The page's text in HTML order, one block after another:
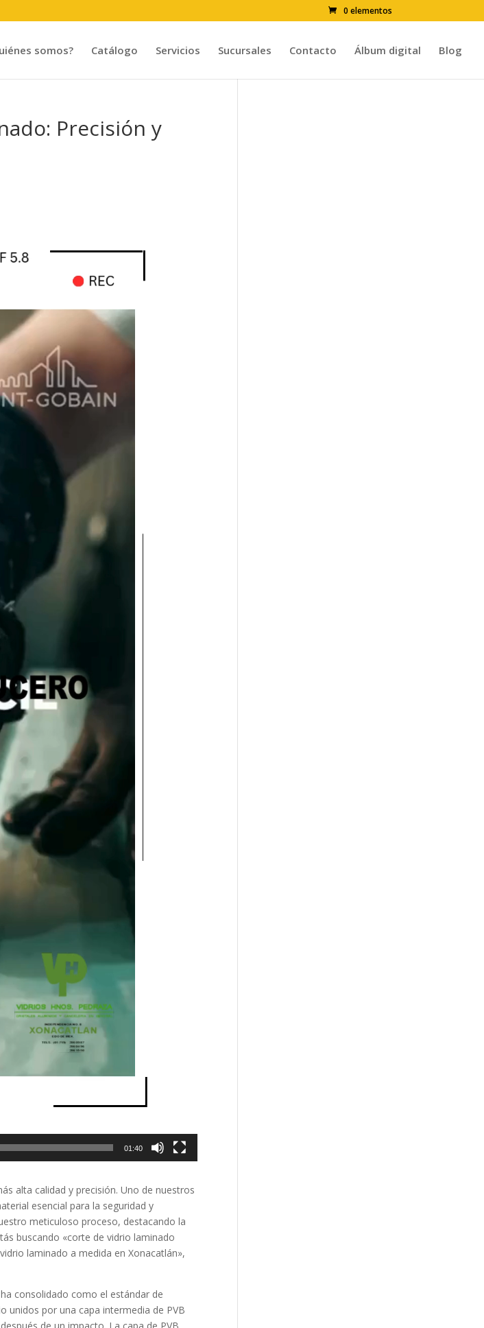
0 elementos
somos? Catálogo Servicios Sucursales Contacto Álbum digital Blog
Precisión y
01:40
alta calidad y precisión. Uno de nuestros
esencial para la seguridad y
meticuloso proceso, destacando la
buscando «corte de vidrio laminado
laminado a medida en Xonacatlán»,
consolidado como el estándar de
unidos por una capa intermedia de PVB